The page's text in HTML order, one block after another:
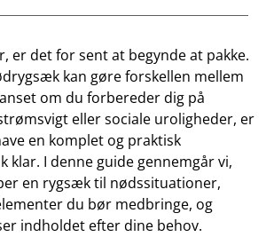
er det for sent at begynde at pakke.
kan gøre forskellen mellem
om du forbereder dig på
eller sociale uroligheder, er
en komplet og praktisk
klar. I denne guide gennemgår vi,
en rygsæk til nødssituationer,
du bør medbringe, og
indholdet efter dine behov.